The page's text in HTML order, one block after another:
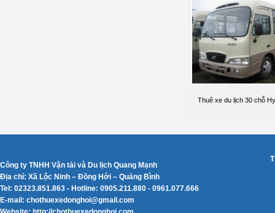
Thuê xe du lịch 30 chỗ
Công ty TNHH Vận tải và Du lịch Quang Mạnh
Địa chỉ: Xã Lộc Ninh – Đồng Hới – Quảng Bình
Tel: 02323.851.863 - Hotline: 0905.211.880 - 0961.077.666
E-mail: chothuexedonghoi@gmail.com